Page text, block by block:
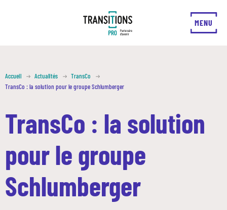
MENU
FERMER
Accueil Actualités
TransCo
TransCo : la solution pour le groupe Schlumberger
TransCo : la solution
pour le groupe
Schlumberger